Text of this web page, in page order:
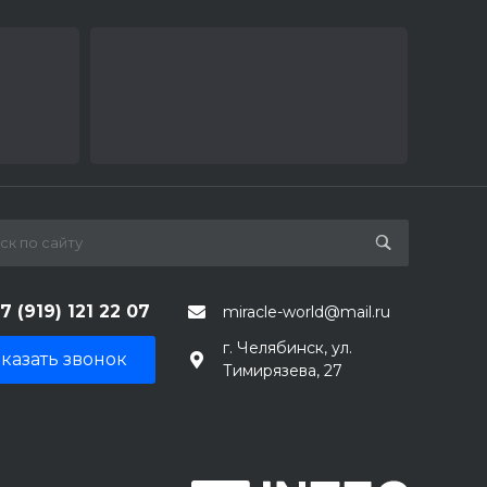
(919) 121 22 07 miracle-world@mail.ru
звонок
г. Челябинск, ул.
Тимирязева, 27